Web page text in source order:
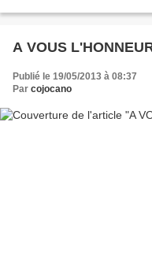
A VOUS
Publié le 19/05/2013 à 08:37
Par cojocano